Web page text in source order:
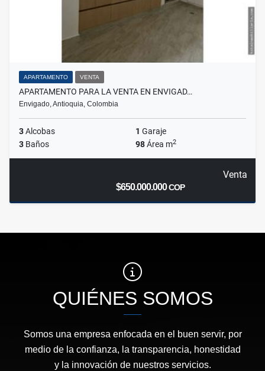
APARTAMENTO VENTA
APARTAMENTO PARA LA VENTA EN ENVIGAD…
Envigado, Antioquia, Colombia
3Alcobas 1 Garaje
3 Baños 98Área m2
Venta
$650.000.000COP
QUIÉNES SOMOS
Somos una empresa enfocada en el buen servir, por
medio de la confianza, la transparencia, honestidad
y la innovación de nuestros servicios.